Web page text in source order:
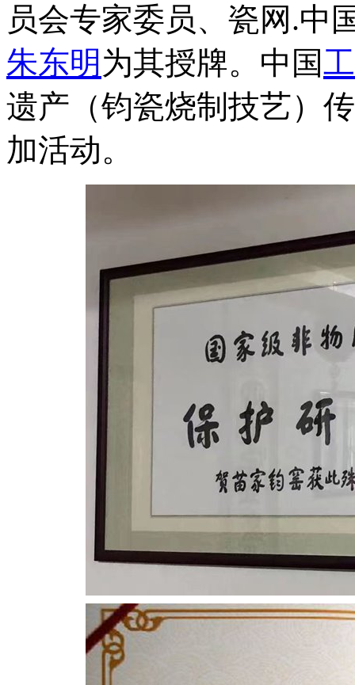
员会专家委员、瓷网.中
朱东明 为其授牌。 中国
遗产（钧瓷烧制技艺）
加活动。